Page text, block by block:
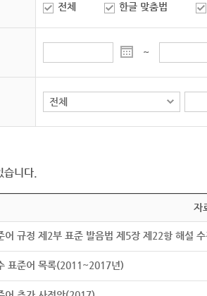
전체 한글 맞춤법
~
니다.
자
어 규정 제2부 표준 발음법 제5장 제22항 해설
표준어 목록(2011~2017년)